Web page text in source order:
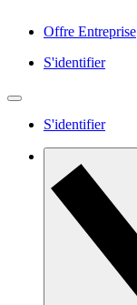
Offre Entreprise
S'identifier
S'identifier